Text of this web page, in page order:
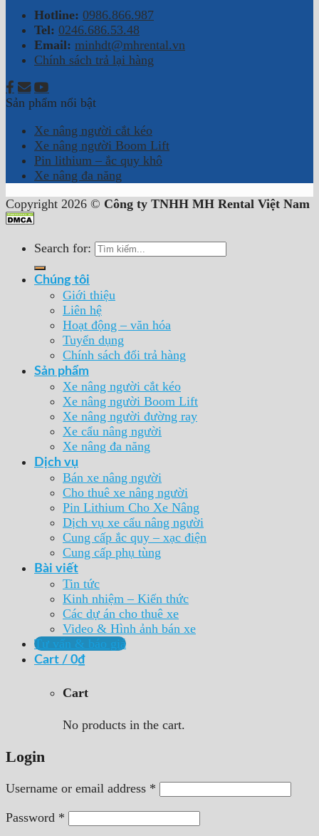
Hotline: 0986.866.987
Tel: 0246.686.53.48
Email: minhdt@mhrental.vn
Chính sách trả lại hàng
Sản phẩm nổi bật
Xe nâng người cắt kéo
Xe nâng người Boom Lift
Pin lithium – ắc quy khô
Xe nâng đa năng
Copyright 2026 © Công ty TNHH MH Rental Việt Nam
Search for:
Chúng tôi
Giới thiệu
Liên hệ
Hoạt động – văn hóa
Tuyển dụng
Chính sách đổi trả hàng
Sản phẩm
Xe nâng người cắt kéo
Xe nâng người Boom Lift
Xe nâng người đường ray
Xe cẩu nâng người
Xe nâng đa năng
Dịch vụ
Bán xe nâng người
Cho thuê xe nâng người
Pin Lithium Cho Xe Nâng
Dịch vụ xe cẩu nâng người
Cung cấp ắc quy – xạc điện
Cung cấp phụ tùng
Bài viết
Tin tức
Kinh nhiệm – Kiến thức
Các dự án cho thuê xe
Video & Hình ảnh bán xe
Tư vấn & báo giá
Cart / 0₫
Cart
No products in the cart.
Login
Username or email address *
Password *